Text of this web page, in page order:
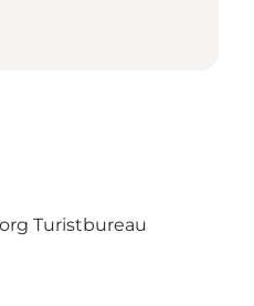
Turistbureau